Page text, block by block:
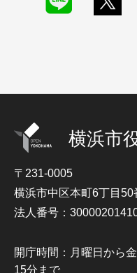
横浜市
〒231-0005
横浜市中区本町6丁目50
法人番号：
開庁時間：月曜日から
15分まで